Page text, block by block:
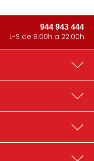
944 943 444
L-S de 9:00h a 22:00h